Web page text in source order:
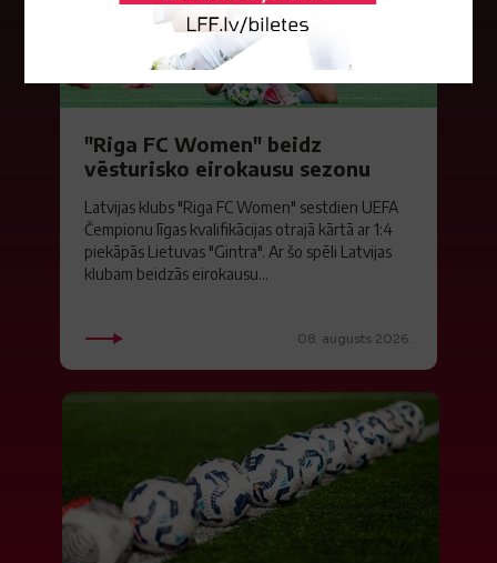
"Riga FC Women" beidz
vēsturisko eirokausu sezonu
Latvijas klubs "Riga FC Women" sestdien UEFA
Čempionu līgas kvalifikācijas otrajā kārtā ar 1:4
piekāpās Lietuvas "Gintra". Ar šo spēli Latvijas
klubam beidzās eirokausu...
08. augusts 2026.